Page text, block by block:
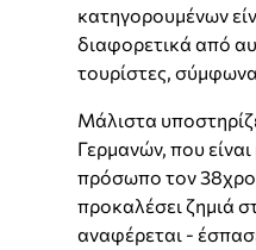
κατηγορουμένων
διαφορετικά από
τουρίστες,
Μάλιστα
Γερμανών, που
πρόσωπο τον
προκαλέσει ζημιά
αναφέρεται -